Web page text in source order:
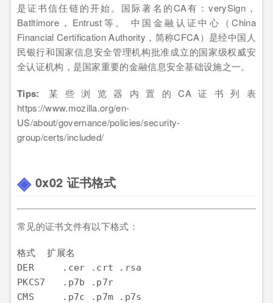
是证书信任链的开始。国际著名的CA有：verySign，
Batltimore，Entrust等。 中国金融认证中心（China
Financial Certification Authority，简称CFCA）是经中国人
民银行和国家信息安全管理机构批准成立的国家级权威安
全认证机构，是国家重要的金融信息安全基础设施之一。
Tips: 某些浏览器内置的CA证书列表
https://www.mozilla.org/en-
US/about/governance/policies/security-
group/certs/included/
0x02 证书格式
常见的证书文件有以下格式：
格式  扩展名
DER     .cer .crt .rsa
PKCS7   .p7b .p7r
CMS     .p7c .p7m .p7s